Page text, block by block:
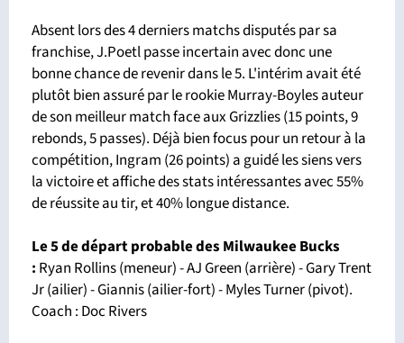
Absent lors des 4 derniers matchs disputés par sa
franchise, J.Poetl passe incertain avec donc une
bonne chance de revenir dans le 5. L'intérim avait été
plutôt bien assuré par le rookie Murray-Boyles auteur
de son meilleur match face aux Grizzlies (15 points, 9
rebonds, 5 passes). Déjà bien focus pour un retour à la
compétition, Ingram (26 points) a guidé les siens vers
la victoire et affiche des stats intéressantes avec 55%
de réussite au tir, et 40% longue distance.
Le 5 de départ probable des Milwaukee Bucks
: Ryan Rollins (meneur) - AJ Green (arrière) - Gary Trent
Jr (ailier) - Giannis (ailier-fort) - Myles Turner (pivot).
Coach : Doc Rivers